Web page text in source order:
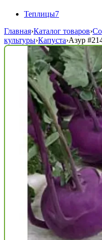
Теплицы7
Главная›Каталог товаров›
культуры›Капуста›Азур